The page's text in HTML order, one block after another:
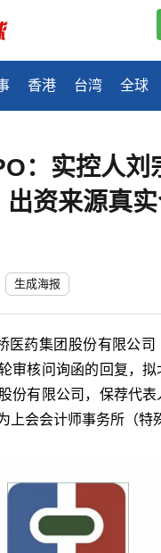
香港 台湾 全球
：实控人刘
出资来源真
生成海报
医药集团股份有限公司
审核问询函的回复，
份有限公司，保荐代
上会会计师事务所（特